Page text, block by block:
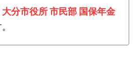
大分市役所 市民部 国保年金